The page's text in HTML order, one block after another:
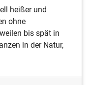
heißer und
ohne
bis spät in
in der Natur,